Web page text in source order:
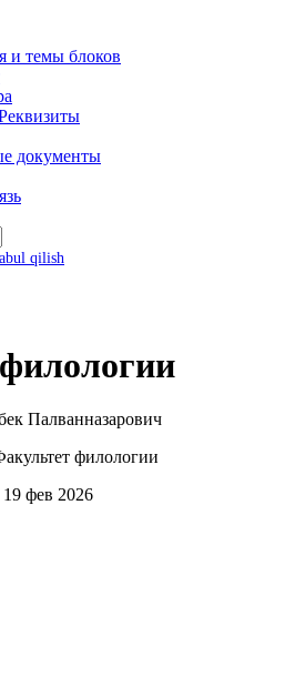
и темы блоков
документы
qilish
Палванназарович
филологии
фев 2026